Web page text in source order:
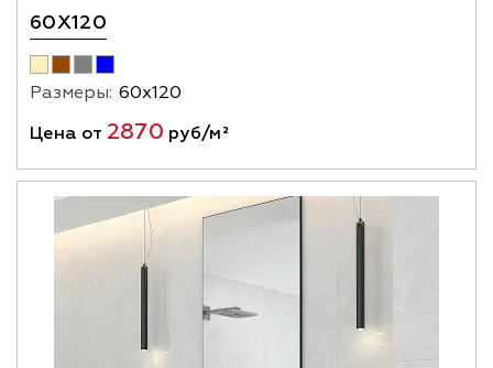
60X120
Размеры: 60х120
Цена от 2870 руб/м²